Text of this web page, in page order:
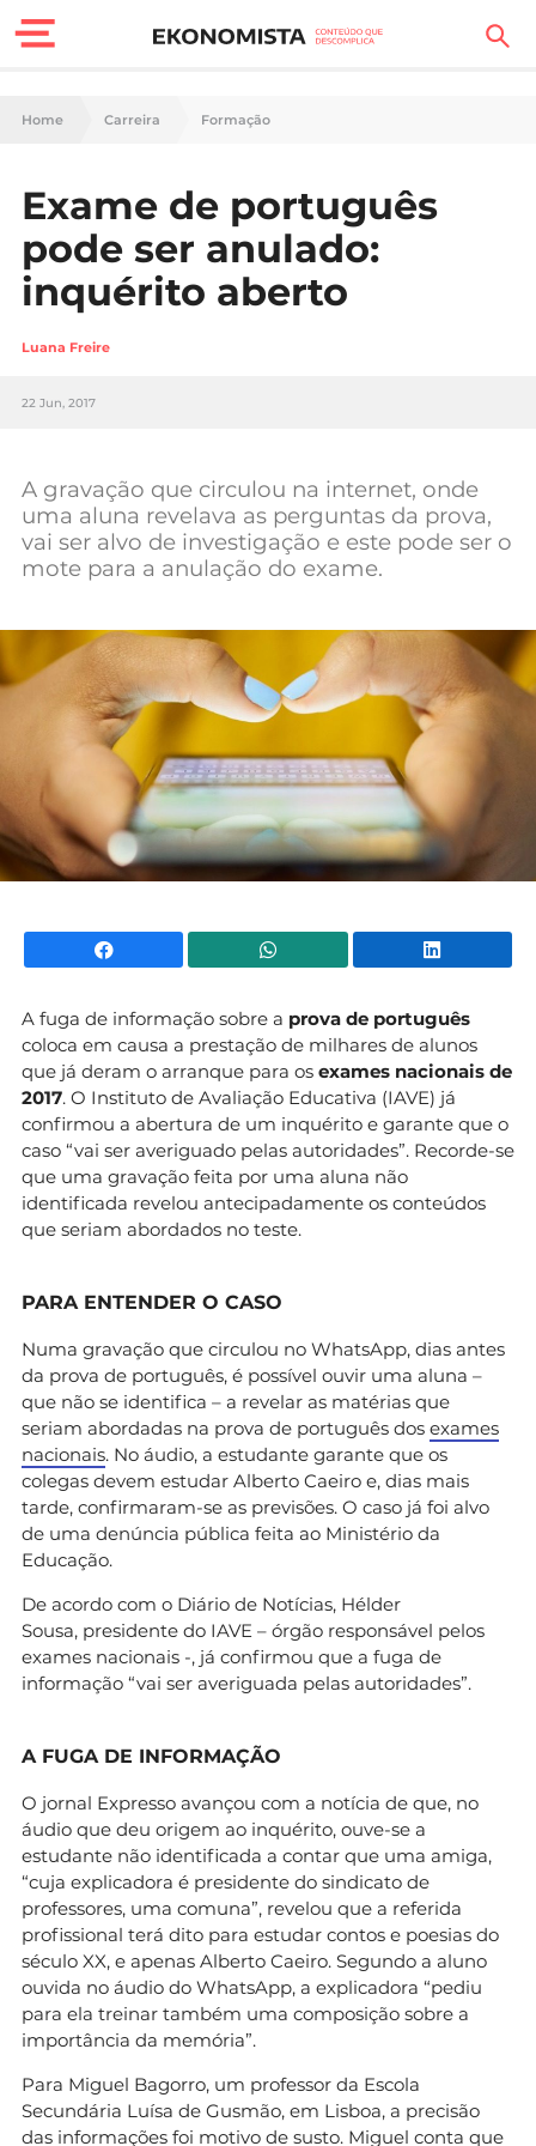
Finanças Pessoais
Carreira
Casa
Lifestyle
Sociedade
Negócios
Mundial 2026
Home Carreira Formação
Exame de português
pode ser anulado:
inquérito aberto
Luana Freire
22 Jun, 2017
A gravação que circulou na internet, onde
uma aluna revelava as perguntas da prova,
vai ser alvo de investigação e este pode ser o
mote para a anulação do exame.
Facebook WhatsApp
A fuga de informação sobre a prova de português
coloca em causa a prestação de milhares de alunos
que já deram o arranque para os exames nacionais de
2017. O Instituto de Avaliação Educativa (IAVE) já
confirmou a abertura de um inquérito e garante que o
caso “vai ser averiguado pelas autoridades”. Recorde-se
que uma gravação feita por uma aluna não
identificada revelou antecipadamente os conteúdos
que seriam abordados no teste.
PARA ENTENDER O CASO
Numa gravação que circulou no WhatsApp, dias antes
da prova de português, é possível ouvir uma aluna –
que não se identifica – a revelar as matérias que
seriam abordadas na prova de português dos exames
nacionais. No áudio, a estudante garante que os
colegas devem estudar Alberto Caeiro e, dias mais
tarde, confirmaram-se as previsões. O caso já foi alvo
de uma denúncia pública feita ao Ministério da
Educação.
De acordo com o Diário de Notícias, Hélder
Sousa, presidente do IAVE – órgão responsável pelos
exames nacionais -, já confirmou que a fuga de
informação “vai ser averiguada pelas autoridades”.
A FUGA DE INFORMAÇÃO
O jornal Expresso avançou com a notícia de que, no
áudio que deu origem ao inquérito, ouve-se a
estudante não identificada a contar que uma amiga,
“cuja explicadora é presidente do sindicato de
professores, uma comuna”, revelou que a referida
profissional terá dito para estudar contos e poesias do
século XX, e apenas Alberto Caeiro. Segundo a aluno
ouvida no áudio do WhatsApp, a explicadora “pediu
para ela treinar também uma composição sobre a
importância da memória”.
Para Miguel Bagorro, um professor da Escola
Secundária Luísa de Gusmão, em Lisboa, a precisão
das informações foi motivo de susto. Miguel conta que